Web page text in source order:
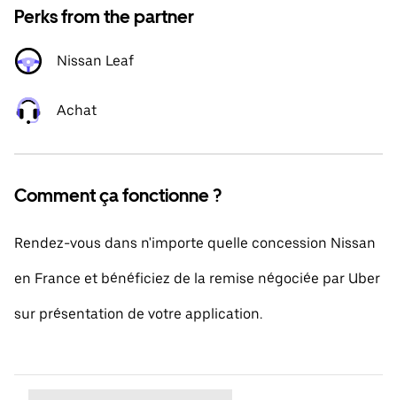
Perks from the partner
Nissan Leaf
Achat
Comment ça fonctionne ?
Rendez-vous dans n'importe quelle concession Nissan
en France et bénéficiez de la remise négociée par Uber
sur présentation de votre application.